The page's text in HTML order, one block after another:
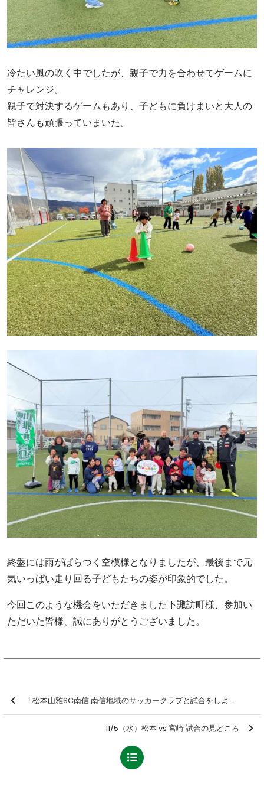
冷たい風の吹く中でしたが、親子で力を合わせてゲームに
チャレンジ。
親子で対決するゲームもあり、子どもに負けまいと大人の
皆さんも頑張っていまいた。
終盤には雨がぱらつく空模様となりましたが、最後まで元
気いっぱい走り回る子どもたちの姿が印象的でした。
今回このような機会をいただきました下諏訪町様、参加い
ただいた皆様、誠にありがとうございました。
「松本山雅SC南信 南信地域のサッカークラブと試合をしよう！」を開催しました【報告】
11/5（水）松本 vs 宮崎 試合の見どころ